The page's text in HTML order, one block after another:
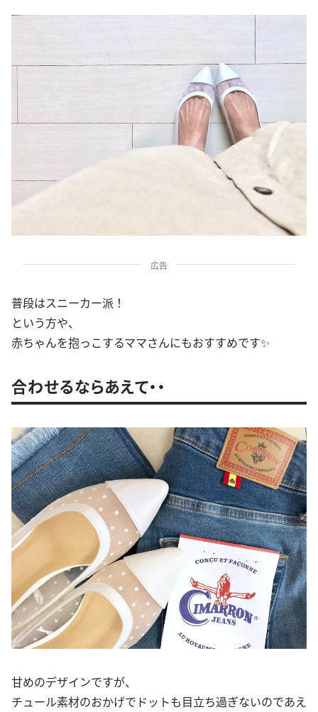
広告
普段はスニーカー派！
という方や、
赤ちゃんを抱っこするママさんにもおすすめです✨
合わせるならあえて・・
甘めのデザインですが、
チュール素材のおかげでドットも目立ち過ぎないのであえ